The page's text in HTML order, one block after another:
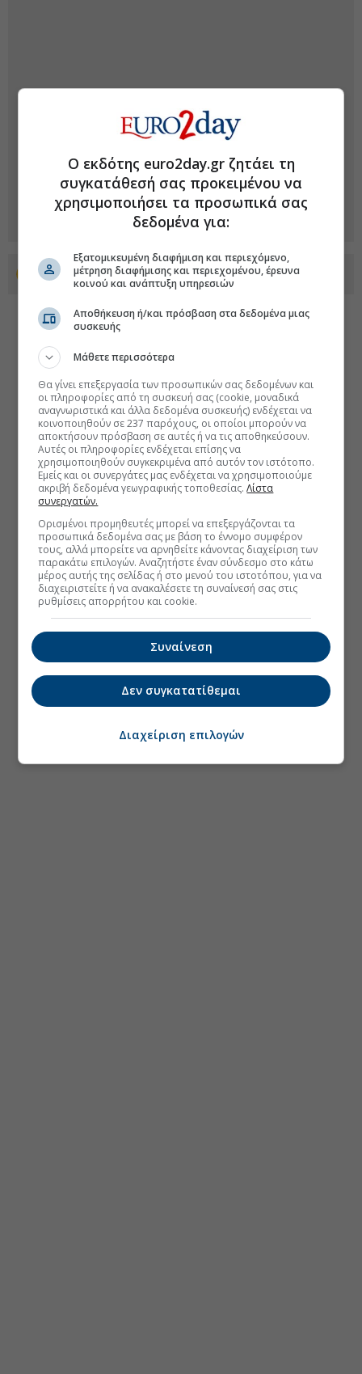
Προσθέστε το euro2day.gr στο Discover
Ο εκδότης euro2day.gr ζητάει τη
συγκατάθεσή σας προκειμένου να
χρησιμοποιήσει τα προσωπικά σας
δεδομένα για:
Εξατομικευμένη διαφήμιση και περιεχόμενο,
μέτρηση διαφήμισης και περιεχομένου, έρευνα
κοινού και ανάπτυξη υπηρεσιών
Αποθήκευση ή/και πρόσβαση στα δεδομένα μιας
συσκευής
Μάθετε περισσότερα
Θα γίνει επεξεργασία των προσωπικών σας δεδομένων και
οι πληροφορίες από τη συσκευή σας (cookie, μοναδικά
αναγνωριστικά και άλλα δεδομένα συσκευής) ενδέχεται να
κοινοποιηθούν σε 237 παρόχους, οι οποίοι μπορούν να
αποκτήσουν πρόσβαση σε αυτές ή να τις αποθηκεύσουν.
Αυτές οι πληροφορίες ενδέχεται επίσης να
χρησιμοποιηθούν συγκεκριμένα από αυτόν τον ιστότοπο.
Εμείς και οι συνεργάτες μας ενδέχεται να χρησιμοποιούμε
ακριβή δεδομένα γεωγραφικής τοποθεσίας.Λίστα
συνεργατών.
Ορισμένοι προμηθευτές μπορεί να επεξεργάζονται τα
προσωπικά δεδομένα σας με βάση το έννομο συμφέρον
τους, αλλά μπορείτε να αρνηθείτε κάνοντας διαχείριση των
παρακάτω επιλογών. Αναζητήστε έναν σύνδεσμο στο κάτω
μέρος αυτής της σελίδας ή στο μενού του ιστοτόπου, για να
διαχειριστείτε ή να ανακαλέσετε τη συναίνεσή σας στις
ρυθμίσεις απορρήτου και cookie.
Συναίνεση
Δεν συγκατατίθεμαι
Διαχείριση επιλογών